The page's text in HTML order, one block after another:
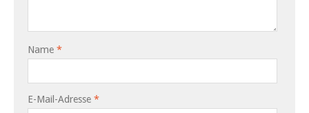
Name *
E-Mail-Adresse *